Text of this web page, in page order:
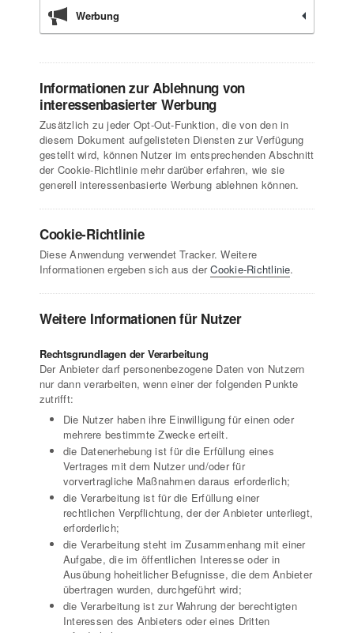
Werbung
Informationen zur Ablehnung von
interessenbasierter Werbung
Zusätzlich zu jeder Opt-Out-Funktion, die von den in
diesem Dokument aufgelisteten Diensten zur Verfügung
gestellt wird, können Nutzer im entsprechenden Abschnitt
der Cookie-Richtlinie mehr darüber erfahren, wie sie
generell interessenbasierte Werbung ablehnen können.
Cookie-Richtlinie
Diese Anwendung verwendet Tracker. Weitere
Informationen ergeben sich aus derCookie-Richtlinie.
Weitere Informationen für Nutzer
Rechtsgrundlagen der Verarbeitung
Der Anbieter darf personenbezogene Daten von Nutzern
nur dann verarbeiten, wenn einer der folgenden Punkte
zutrifft:
Die Nutzer haben ihre Einwilligung für einen oder
mehrere bestimmte Zwecke erteilt.
die Datenerhebung ist für die Erfüllung eines
Vertrages mit dem Nutzer und/oder für
vorvertragliche Maßnahmen daraus erforderlich;
die Verarbeitung ist für die Erfüllung einer
rechtlichen Verpflichtung, der der Anbieter unterliegt,
erforderlich;
die Verarbeitung steht im Zusammenhang mit einer
Aufgabe, die im öffentlichen Interesse oder in
Ausübung hoheitlicher Befugnisse, die dem Anbieter
übertragen wurden, durchgeführt wird;
die Verarbeitung ist zur Wahrung der berechtigten
Interessen des Anbieters oder eines Dritten